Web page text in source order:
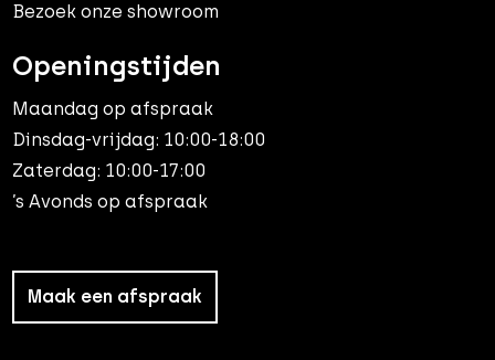
Bezoek onze showroom
Openingstijden
Maandag op afspraak
Dinsdag-vrijdag: 10:00-18:00
Zaterdag: 10:00-17:00
’s Avonds op afspraak
Maak een afspraak